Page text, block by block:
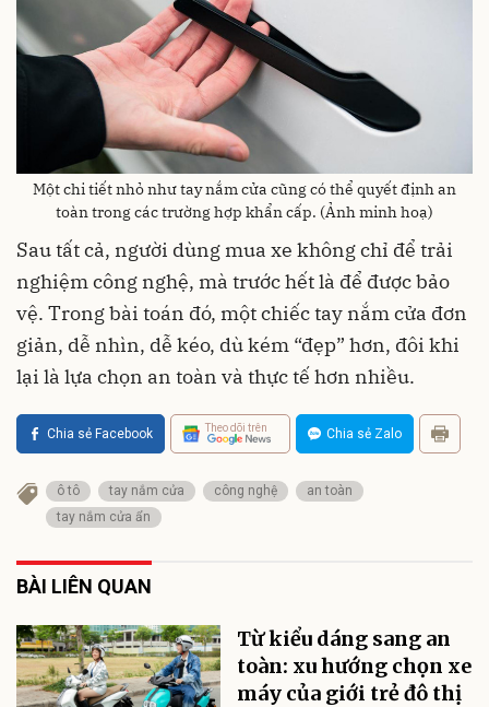
Một chi tiết nhỏ như tay nắm cửa cũng có thể quyết định an
toàn trong các trường hợp khẩn cấp. (Ảnh minh hoạ)
Sau tất cả, người dùng mua xe không chỉ để trải
nghiệm công nghệ, mà trước hết là để được bảo
vệ. Trong bài toán đó, một chiếc tay nắm cửa đơn
giản, dễ nhìn, dễ kéo, dù kém “đẹp” hơn, đôi khi
lại là lựa chọn an toàn và thực tế hơn nhiều.
Chia sẻ Facebook Theo dõi trên Chia sẻ Zalo
ô tô tay nắm cửa công nghệ
an toàn
tay nắm cửa ẩn
BÀI LIÊN QUAN
Từ kiểu dáng sang an
toàn: xu hướng chọn xe
máy của giới trẻ đô thị